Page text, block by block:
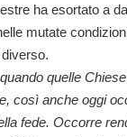
ha esortato a
mutate
quelle
così anche oggi
fede. Occorre